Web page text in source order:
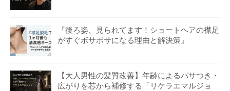
『後ろ姿、見られてます！ショートヘアの襟足
がすぐボサボサになる理由と解決策』
【大人男性の髪質改善】年齢によるパサつき・
広がりを芯から補修する「リケラエマルジョ